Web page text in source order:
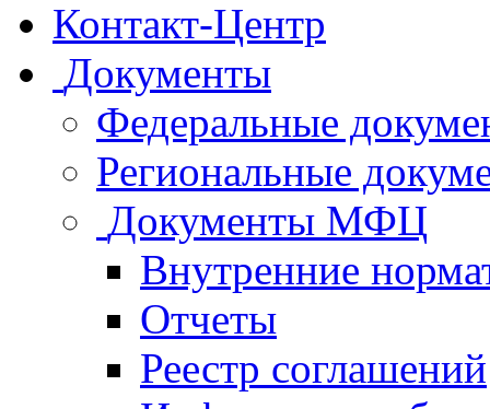
Контакт-Центр
Документы
Федеральные
Региональные
Документы МФЦ
Внутренние
Отчеты
Реестр соглашений